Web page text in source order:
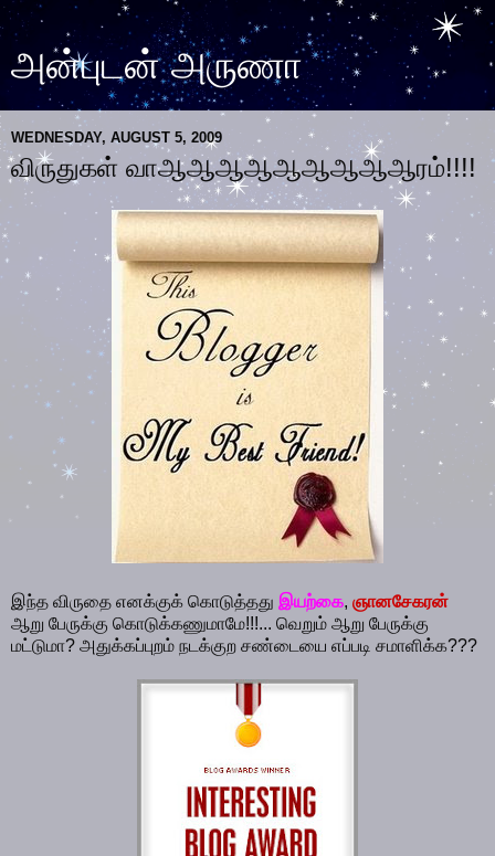
அன்புடன் அருணா
WEDNESDAY, AUGUST 5, 2009
விருதுகள் வாஆஆஆஆஆஆஆஆஆரம்!!!!
இந்த விருதை எனக்குக் கொடுத்தது இயற்கை, ஞானசேகரன்
ஆறு பேருக்கு கொடுக்கணுமாமே!!!... வெறும் ஆறு பேருக்கு
மட்டுமா? அதுக்கப்புறம் நடக்குற சண்டையை எப்படி சமாளிக்க???